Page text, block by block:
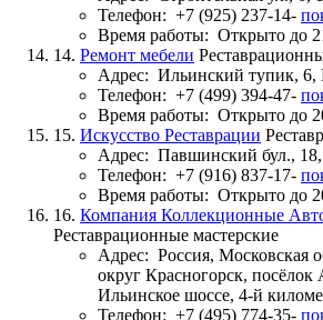
Телефон: +7 (925) 237-14-
Время работы: Открыто до
14. Ремонт мебели
Адрес: Ильинский тупик, 6,
Телефон: +7 (499) 394-47-
Время работы: Открыто до
15. Искусство Реставрации
Адрес: Павшинский бул.,
Телефон: +7 (916) 837-17-
Время работы: Открыто до
16. Компания Коллекционные
Реставрационные мастерские
Адрес: Россия, Московская
округ Красногорск, посёлок
Ильинское шоссе, 4-й
Телефон: +7 (495) 774-35-